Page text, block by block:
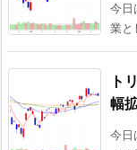
今日
業と
ト
幅
今日